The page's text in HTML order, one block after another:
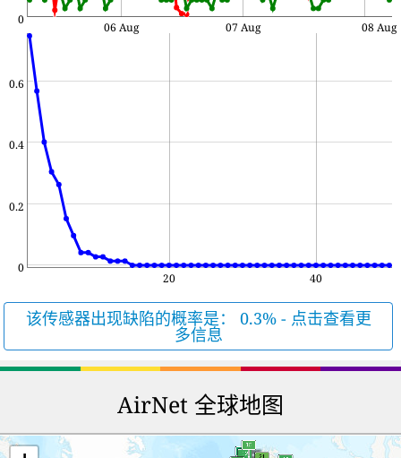
0
06 Aug 07 Aug 08 Aug
0
0.2
0.4
0.6
20 40
该传感器出现缺陷的概率是： 0.3% - 点击查看更
多信息
AirNet 全球地图